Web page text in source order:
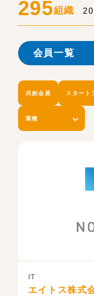
295組織
会員一覧
共創会員 スタート
業種
IT
エイトス株式